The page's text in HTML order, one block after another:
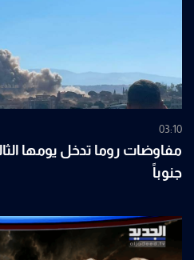
03:10
مفاوضات روما تدخل يومها
جنوباً